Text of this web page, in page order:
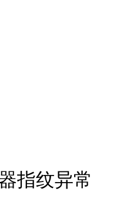
指纹异常